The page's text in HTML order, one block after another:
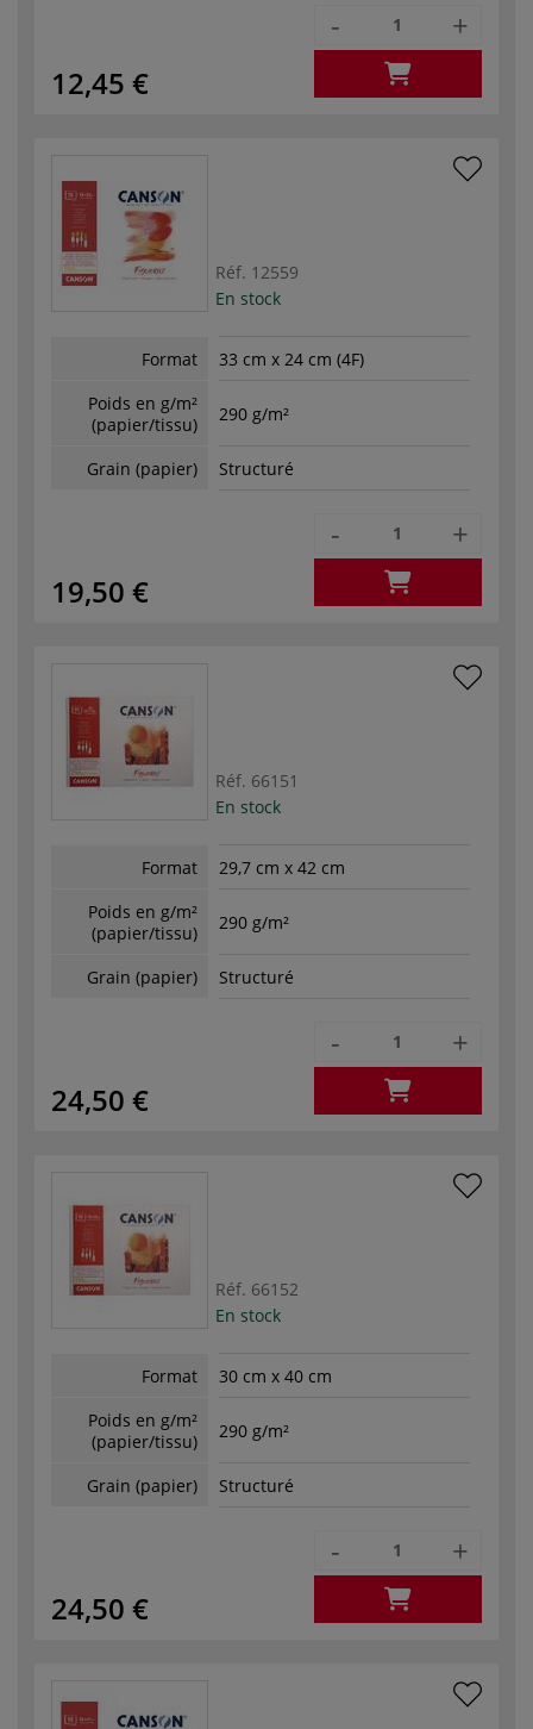
12,45 €
- +
Réf. 12559
En stock
Format
33 cm x 24 cm (4F)
Poids en g/m²
(papier/tissu)
290 g/m²
Grain (papier) Structuré
19,50 €
- +
Réf. 66151
En stock
Format
29,7 cm x 42 cm
Poids en g/m²
(papier/tissu)
290 g/m²
Grain (papier) Structuré
24,50 €
- +
Réf. 66152
En stock
Format
30 cm x 40 cm
Poids en g/m²
(papier/tissu)
290 g/m²
Grain (papier) Structuré
24,50 €
- +